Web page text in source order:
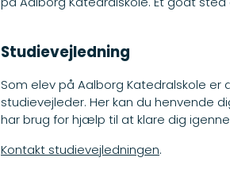
Studievejledning
Som elev på Aalborg Katedralskole
studievejleder. Her kan du henvende
har brug for hjælp til at klare dig
Kontakt studievejledningen.